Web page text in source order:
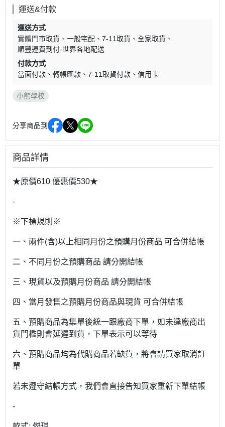
運送&付款
運送方式
實體門市取貨
一般宅配 7-11取貨
全家取貨
順豐運費到付-世界各地配送
付款方式
當面付款
轉帳匯款 7-11取貨付款 信用卡
小熊學校
分享商品到
商品詳情
★原價610 優惠價530★
-
※下標規則※
一、兩件(含)以上相同月份之預購月份商品 可合併結帳
二、不同月份之預購商品 請分開結帳
三、現貨以及預購月份商品 請分開結帳
四、當月發售之預購月份商品與現貨 可合併結帳
五、預購商品為集單後統一跟廠商下單，如未達廠商出
貨門檻則會延遲到貨，下單表示可以等待
六、預購商品均為代購商品若缺貨，將會請買家取消訂
單
若未遵守結帳方式，我們會直接告知買家重新下單結帳
-